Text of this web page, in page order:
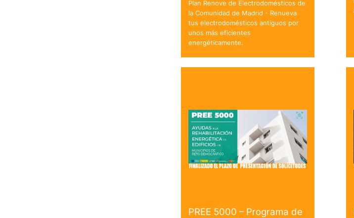
Plan Renove de Electrodomésticos de
la Comunidad de Madrid - Renueva
tus electrodomésticos antiguos por
unos más eficientes
energéticamente.
PREE 5000 – Programa de